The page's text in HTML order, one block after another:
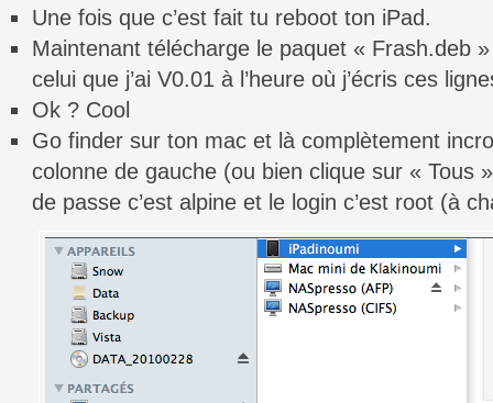
Une fois que c’est fait tu reboot ton iPad.
Maintenant télécharge le paquet « Frash.deb
celui que j’ai V0.01 à l’heure où j’écris ces
Ok ? Cool
Go finder sur ton mac et là complètement
colonne de gauche (ou bien clique sur « Tous
de passe c’est alpine et le login c’est root (à